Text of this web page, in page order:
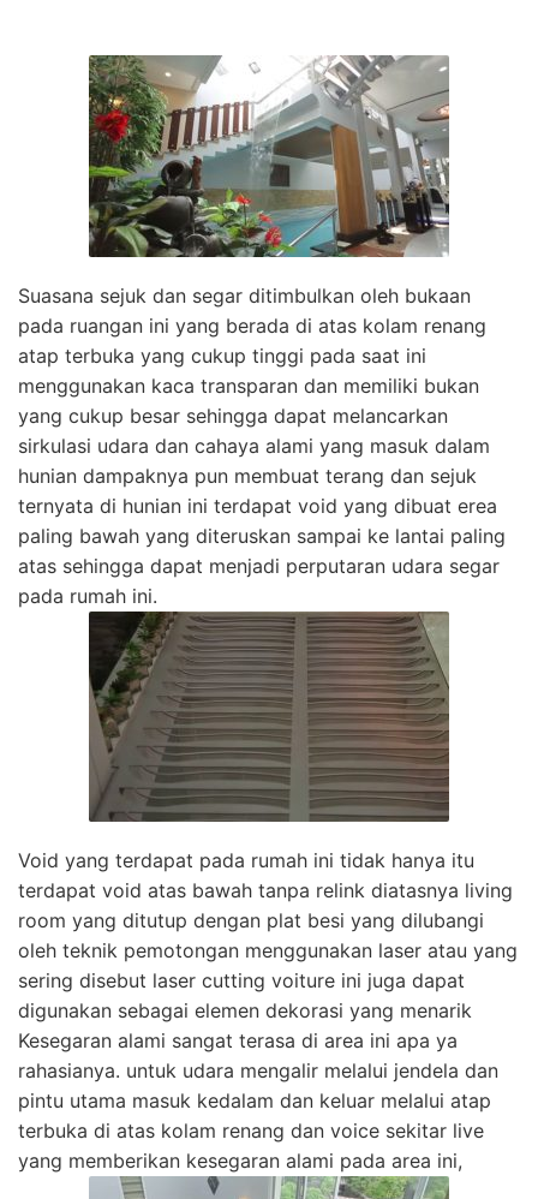
Suasana sejuk dan segar ditimbulkan oleh bukaan
pada ruangan ini yang berada di atas kolam renang
atap terbuka yang cukup tinggi pada saat ini
menggunakan kaca transparan dan memiliki bukan
yang cukup besar sehingga dapat melancarkan
sirkulasi udara dan cahaya alami yang masuk dalam
hunian dampaknya pun membuat terang dan sejuk
ternyata di hunian ini terdapat void yang dibuat erea
paling bawah yang diteruskan sampai ke lantai paling
atas sehingga dapat menjadi perputaran udara segar
pada rumah ini.
Void yang terdapat pada rumah ini tidak hanya itu
terdapat void atas bawah tanpa relink diatasnya living
room yang ditutup dengan plat besi yang dilubangi
oleh teknik pemotongan menggunakan laser atau yang
sering disebut laser cutting voiture ini juga dapat
digunakan sebagai elemen dekorasi yang menarik
Kesegaran alami sangat terasa di area ini apa ya
rahasianya. untuk udara mengalir melalui jendela dan
pintu utama masuk kedalam dan keluar melalui atap
terbuka di atas kolam renang dan voice sekitar live
yang memberikan kesegaran alami pada area ini,